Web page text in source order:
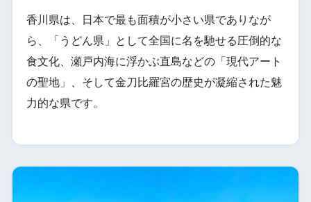
香川県は、日本で最も面積が小さい県でありなが
ら、「うどん県」として全国に名を馳せる圧倒的な
食文化、瀬戸内海に浮かぶ直島などの「現代アート
の聖地」、そして金刀比羅宮の歴史が凝縮された魅
力的な県です。